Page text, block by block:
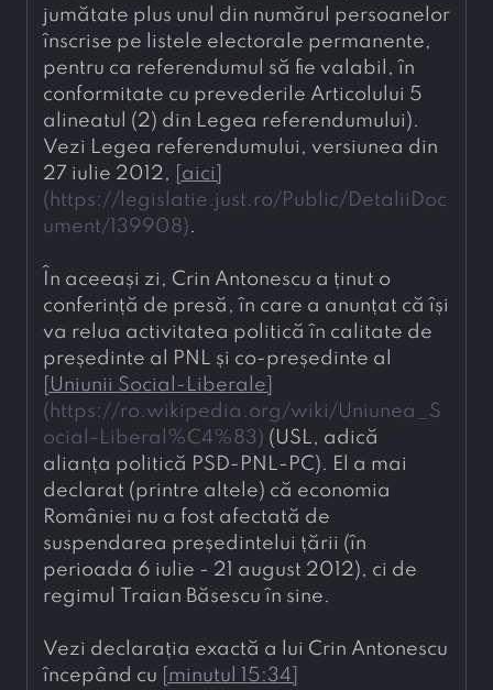
jumătate plus unul din numărul persoanelor
înscrise pe listele electorale permanente,
pentru ca referendumul să fie valabil, în
conformitate cu prevederile Articolului 5
alineatul (2) din Legea referendumului).
Vezi Legea referendumului, versiunea din
27 iulie 2012,
aici
( https://legislatie.just.ro/Public/DetaliiDoc
ument/139908).
În aceeași zi, Crin Antonescu a ținut o
conferință de presă, în care a anunțat că își
va relua activitatea politică în calitate de
Uniunii Social-Liberale
( https://ro.wikipedia.org/wiki/Uniunea_S
ocial-Liberal%C4%83 ) (USL, adică
alianța politică PSD-PNL-PC). El a mai
declarat (printre altele) că economia
României nu a fost afectată de
suspendarea președintelui țării (în
perioada 6 iulie - 21 august 2012), ci de
regimul Traian Băsescu în sine.
Vezi declarația exactă a lui Crin Antonescu
începând cu
minutul 15:34